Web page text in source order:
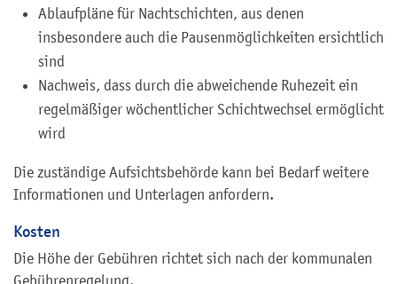
Ablaufpläne für Nachtschichten, aus denen
insbesondere auch die Pausenmöglichkeiten ersichtlich
sind
Nachweis, dass durch die abweichende Ruhezeit ein
regelmäßiger wöchentlicher Schichtwechsel ermöglicht
wird
Die zuständige Aufsichtsbehörde kann bei Bedarf weitere
Informationen und Unterlagen anfordern.
Kosten
Die Höhe der Gebühren richtet sich nach der kommunalen
Gebührenregelung.